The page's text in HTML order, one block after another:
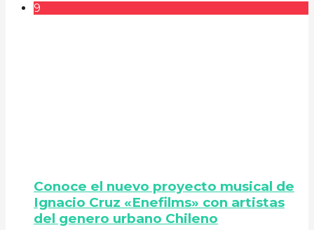
9
Conoce el nuevo proyecto musical de
Ignacio Cruz «Enefilms» con artistas
del genero urbano Chileno